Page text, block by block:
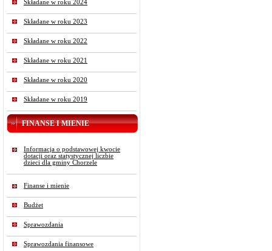
Składane w roku 2024
Składane w roku 2023
Składane w roku 2022
Składane w roku 2021
Składane w roku 2020
Składane w roku 2019
FINANSE I MIENIE
Informacja o podstawowej kwocie
dotacji oraz statystycznej liczbie
dzieci dla gminy Chorzele
Finanse i mienie
Budżet
Sprawozdania
Sprawozdania finansowe